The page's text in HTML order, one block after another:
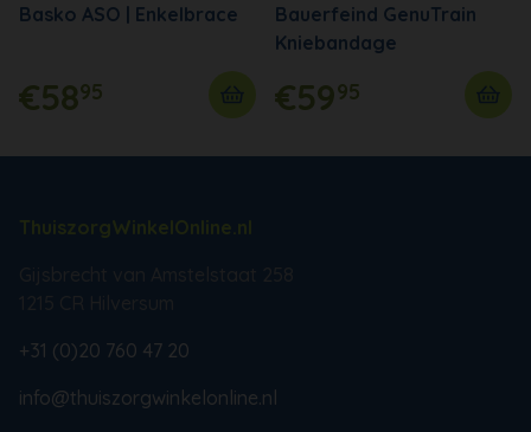
Basko ASO | Enkelbrace
€5895
Bauerfeind GenuTrain
Kniebandage
€5995
+31 (0)20 760 47 20
info@thuiszorgwinkelonline.nl